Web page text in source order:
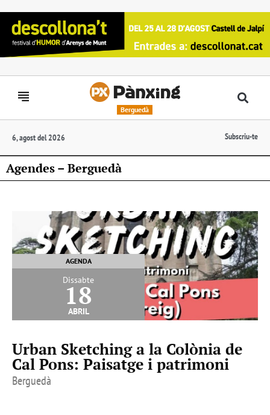
Berguedà
6, agost del 2026 Subscriu-te
Agendes – Berguedà
AGENDA
Dissabte
18
abril
Urban Sketching a la Colònia de
Cal Pons: Paisatge i patrimoni
Berguedà